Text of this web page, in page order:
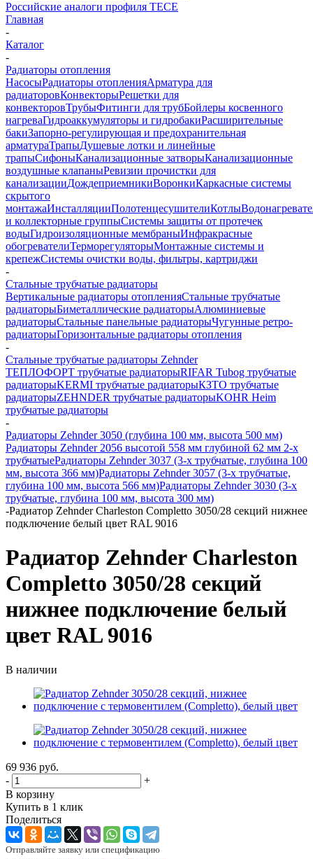
Российские аналоги профиля TECE
Главная
-
Каталог
-
Радиаторы отопления
НасосыРадиаторы отопленияАрматура для
радиаторовКонвекторыРешетки для
конвекторовТрубыФитинги для трубБойлеры косвенного
нагреваГидроаккумуляторы и гидробакиРасширительные
бакиЗапорно-регулирующая и предохранительная
арматураТрапыДушевые лотки и линейные
трапыСифоныКанализационные затворыКанализационные
воздушные клапаныРевизии прочистки для
канализацииДождеприемникиВоронкиКаркасные системы
скрытого
монтажаИнсталляцииПолотенцесушителиКотлы
и коллекторные группыСистемы защиты от протечек
водыГидроизоляционные мембраныИнфракрасные
обогревателиТерморегуляторыМонтажные системы и
крепежСистемы очистки воды, фильтры, картриджи
-
Стальные трубчатые радиаторы
Вертикальные радиаторы отопленияСтальные трубчатые
радиаторыБиметаллические радиаторыАлюминиевые
радиаторыСтальные панельные радиаторыЧугунные ретро-
радиаторыГоризонтальные радиаторы отопления
-
Стальные трубчатые радиаторы Zehnder
ТЕПЛОФОРТ трубчатые радиаторыRIFAR Tubog трубчатые
радиаторыKERMI трубчатые радиаторыКЗТО трубчатые
радиаторыZEHNDER трубчатые радиаторыKOHR Heim
трубчатые радиаторы
-
Радиаторы Zehnder 3050 (глубина 100 мм, высота 500 мм)
Радиаторы Zehnder 2056 высотой 558 мм глубиной 62 мм 2-х
трубчатыеРадиаторы Zehnder 3037 (3-х трубчатые, глубина 100
мм, высота 366 мм)Радиаторы Zehnder 3057 (3-х трубчатые,
глубина 100 мм, высота 566 мм)Радиаторы Zehnder 3030 (3-х
трубчатые, глубина 100 мм, высота 300 мм)
-Радиатор Zehnder Charleston Completto 3050/28 секций нижнее
подключение белый цвет RAL 9016
Радиатор Zehnder Charleston
Completto 3050/28 секций
нижнее подключение белый
цвет RAL 9016
В наличии
69 936 руб.
-
+
В корзину
Купить в 1 клик
Поделиться
Отправляйте заявку или спецификацию